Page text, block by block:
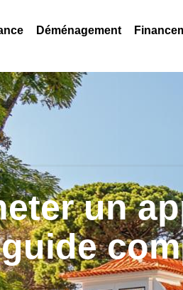
Déménagement
un